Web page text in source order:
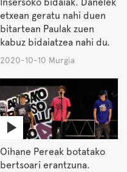
etxean geratu nahi duen
bitartean Paulak zuen
kabuz bidaiatzea nahi du.
2020-10-10 Murgia
Oihane Pereak botatako
bertsoari erantzuna.